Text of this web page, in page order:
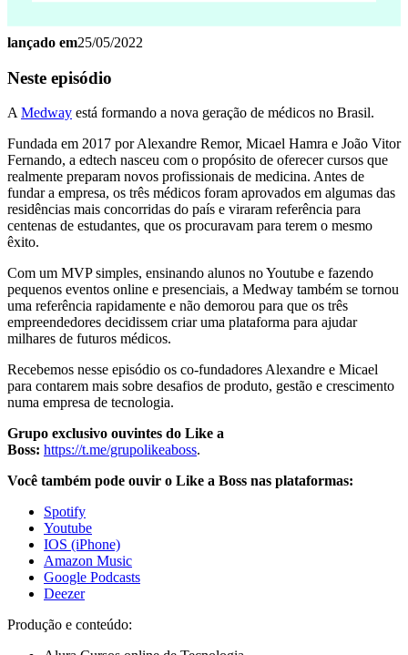
lançado em25/05/2022
Neste episódio
A Medway está formando a nova geração de médicos no Brasil.
Fundada em 2017 por Alexandre Remor, Micael Hamra e João Vitor
Fernando, a edtech nasceu com o propósito de oferecer cursos que
realmente preparam novos profissionais de medicina. Antes de
fundar a empresa, os três médicos foram aprovados em algumas das
residências mais concorridas do país e viraram referência para
centenas de estudantes, que os procuravam para terem o mesmo
êxito.
Com um MVP simples, ensinando alunos no Youtube e fazendo
pequenos eventos online e presenciais, a Medway também se tornou
uma referência rapidamente e não demorou para que os três
empreendedores decidissem criar uma plataforma para ajudar
milhares de futuros médicos.
Recebemos nesse episódio os co-fundadores Alexandre e Micael
para contarem mais sobre desafios de produto, gestão e crescimento
numa empresa de tecnologia.
Grupo exclusivo ouvintes do Like a
Boss: https://t.me/grupolikeaboss.
Você também pode ouvir o Like a Boss nas plataformas:
Spotify
Youtube
IOS (iPhone)
Amazon Music
Google Podcasts
Deezer
Produção e conteúdo: